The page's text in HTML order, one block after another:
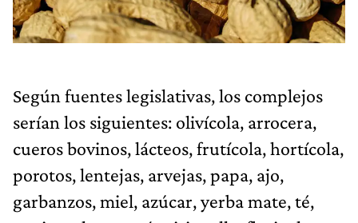
Según fuentes legislativas, los complejos
serían los siguientes: olivícola, arrocera,
cueros bovinos, lácteos, frutícola, hortícola,
porotos, lentejas, arvejas, papa, ajo,
garbanzos, miel, azúcar, yerba mate, té,